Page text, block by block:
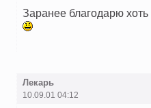
Заранее благодарю
Лекарь
10.09.01 04:12